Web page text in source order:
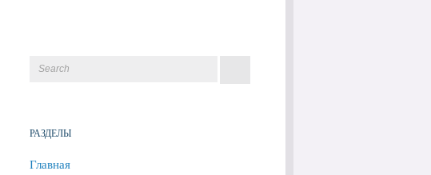
РАЗДЕЛЫ
Главная